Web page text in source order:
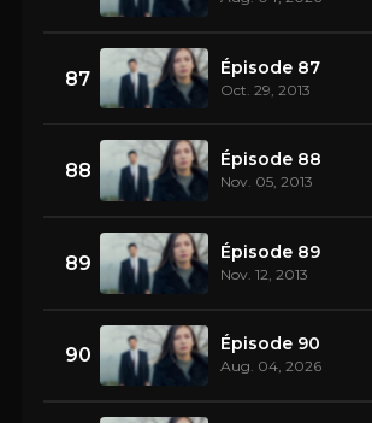
87 Épisode 87
Oct. 29, 2013
88 Épisode 88
Nov. 05, 2013
89 Épisode 89
Nov. 12, 2013
90 Épisode 90
Aug. 04, 2026